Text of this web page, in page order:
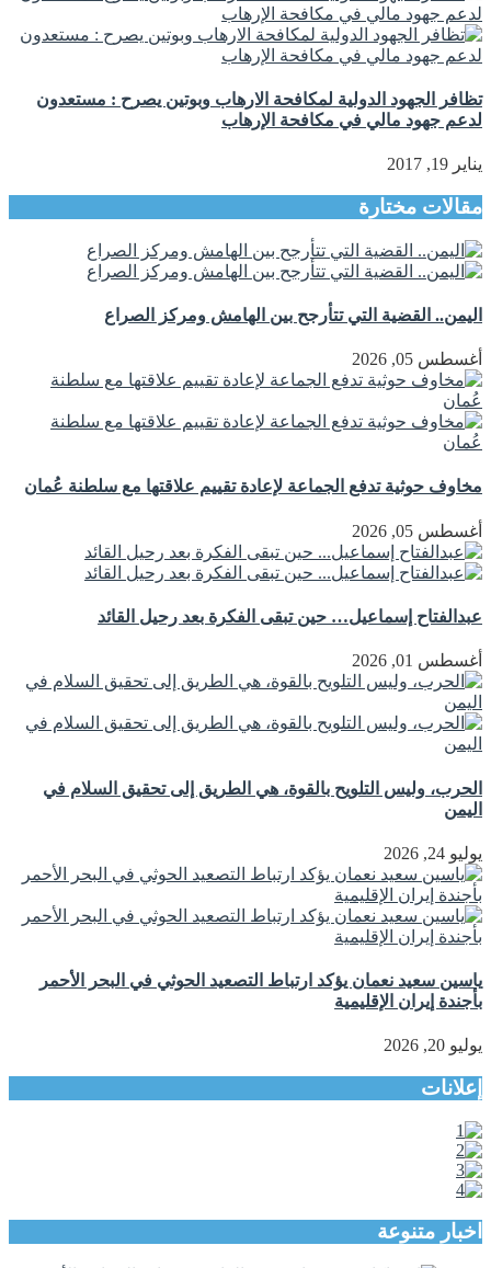
تظافر الجهود الدولية لمكافحة الارهاب وبوتين يصرح : مستعدون
لدعم جهود مالي في مكافحة الإرهاب
يناير 19, 2017
مقالات مختارة
اليمن.. القضية التي تتأرجح بين الهامش ومركز الصراع
أغسطس 05, 2026
مخاوف حوثية تدفع الجماعة لإعادة تقييم علاقتها مع سلطنة عُمان
أغسطس 05, 2026
عبدالفتاح إسماعيل… حين تبقى الفكرة بعد رحيل القائد
أغسطس 01, 2026
الحرب، وليس التلويح بالقوة، هي الطريق إلى تحقيق السلام في
اليمن
يوليو 24, 2026
ياسين سعيد نعمان يؤكد ارتباط التصعيد الحوثي في البحر الأحمر
بأجندة إيران الإقليمية
يوليو 20, 2026
إعلانات
اخبار متنوعة